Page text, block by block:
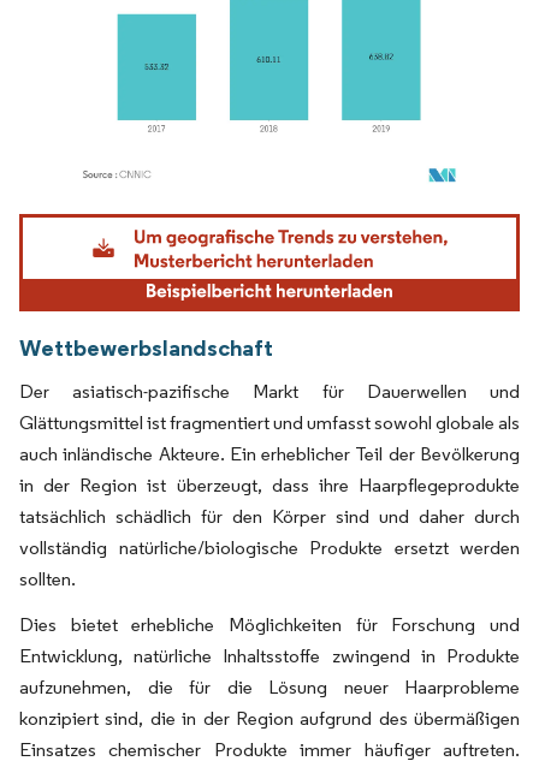
Bild © Mordor Intelligence. Wiederverwendung erfordert Namensnennung gemäß
Wettbewerbslandschaft
Der asiatisch-pazifische Markt für Dauerwellen und
Glättungsmittel ist fragmentiert und umfasst sowohl globale als
auch inländische Akteure. Ein erheblicher Teil der Bevölkerung
in der Region ist überzeugt, dass ihre Haarpflegeprodukte
tatsächlich schädlich für den Körper sind und daher durch
vollständig natürliche/biologische Produkte ersetzt werden
sollten.
Dies bietet erhebliche Möglichkeiten für Forschung und
Entwicklung, natürliche Inhaltsstoffe zwingend in Produkte
aufzunehmen, die für die Lösung neuer Haarprobleme
konzipiert sind, die in der Region aufgrund des übermäßigen
Einsatzes chemischer Produkte immer häufiger auftreten.